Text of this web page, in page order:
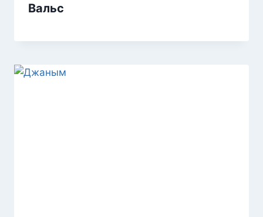
Вальс